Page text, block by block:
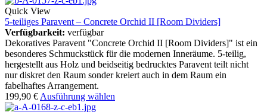
Quick View
5-teiliges Paravent – Concrete Orchid II [Room Dividers]
Verfügbarkeit: verfügbar
Dekoratives Paravent "Concrete Orchid II [Room Dividers]" ist ein
besonderes Schmuckstück für die modernen Inneräume. 5-teilig,
hergestellt aus Holz und beidseitig bedrucktes Paravent teilt nicht
nur diskret den Raum sonder kreiert auch in dem Raum ein
fabelhaftes Arrangement.
199,90 € Ausführung wählen